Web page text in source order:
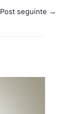
Post seguinte →